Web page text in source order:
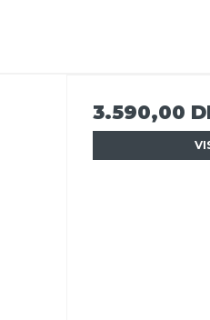
3.590,00